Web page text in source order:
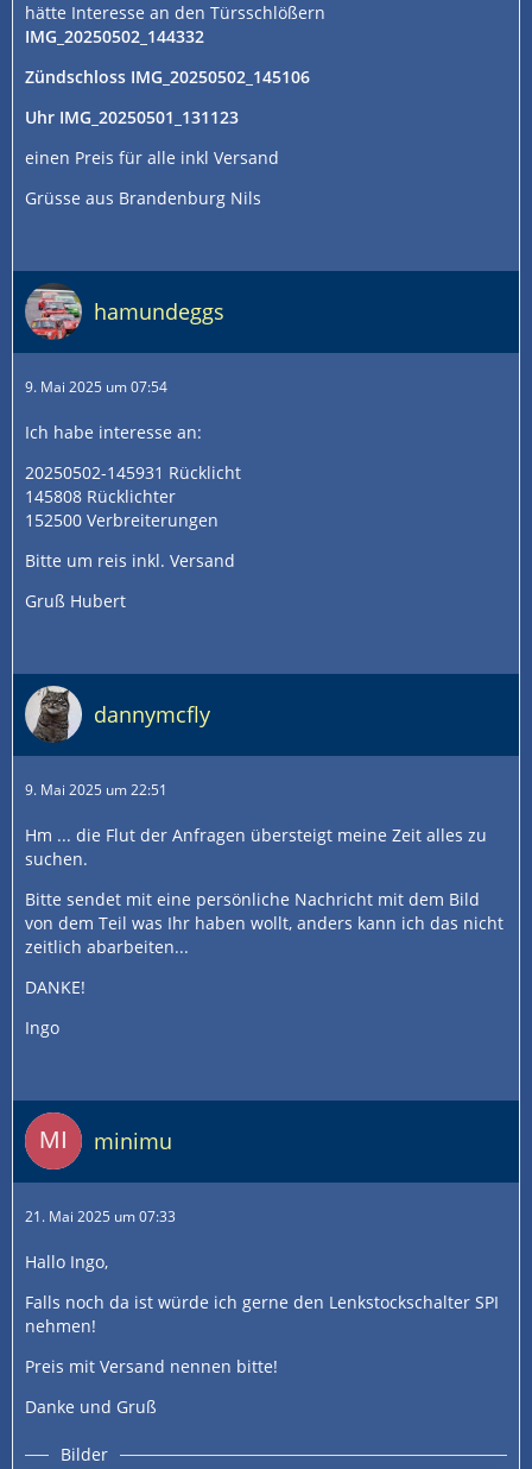
hätte Interesse an den Türsschlößern
IMG_20250502_144332
Zündschloss IMG_20250502_145106
Uhr IMG_20250501_131123
einen Preis für alle inkl Versand
Grüsse aus Brandenburg Nils
hamundeggs
9. Mai 2025 um 07:54
Ich habe interesse an:
20250502-145931 Rücklicht
145808 Rücklichter
152500 Verbreiterungen
Bitte um reis inkl. Versand
Gruß Hubert
dannymcfly
9. Mai 2025 um 22:51
Hm ... die Flut der Anfragen übersteigt meine Zeit alles zu
suchen.
Bitte sendet mit eine persönliche Nachricht mit dem Bild
von dem Teil was Ihr haben wollt, anders kann ich das nicht
zeitlich abarbeiten...
DANKE!
Ingo
minimu
21. Mai 2025 um 07:33
Hallo Ingo,
Falls noch da ist würde ich gerne den Lenkstockschalter SPI
nehmen!
Preis mit Versand nennen bitte!
Danke und Gruß
Bilder